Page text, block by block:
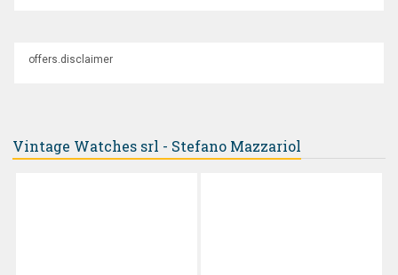
offers.disclaimer
Vintage Watches srl - Stefano Mazzariol